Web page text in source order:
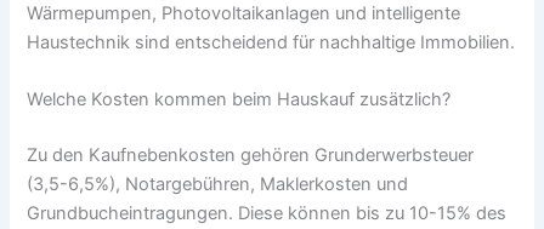
Wärmepumpen, Photovoltaikanlagen und intelligente
Haustechnik sind entscheidend für nachhaltige Immobilien.
Welche Kosten kommen beim Hauskauf zusätzlich?
Zu den Kaufnebenkosten gehören Grunderwerbsteuer
(3,5-6,5%), Notargebühren, Maklerkosten und
Grundbucheintragungen. Diese können bis zu 10-15% des